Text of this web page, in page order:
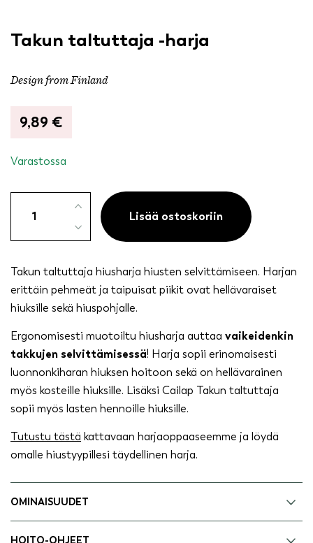
Takun taltuttaja -harja
Design from Finland
9,89 €
Varastossa
taltuttaja
määrä
Lisää ostoskoriin
Takun taltuttaja hiusharja hiusten selvittämiseen. Harjan
erittäin pehmeät ja taipuisat piikit ovat hellävaraiset
hiuksille sekä hiuspohjalle.
Ergonomisesti muotoiltu hiusharja auttaa vaikeidenkin
takkujen selvittämisessä! Harja sopii erinomaisesti
luonnonkiharan hiuksen hoitoon sekä on hellävarainen
myös kosteille hiuksille. Lisäksi Cailap Takun taltuttaja
sopii myös lasten hennoille hiuksille.
Tutustu tästä kattavaan harjaoppaaseemme ja löydä
omalle hiustyypillesi täydellinen harja.
OMINAISUUDET
HOITO-OHJEET